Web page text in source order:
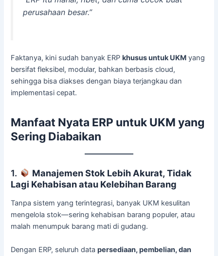
perusahaan besar.”
Faktanya, kini sudah banyak ERP khusus untuk UKM yang
bersifat fleksibel, modular, bahkan berbasis cloud,
sehingga bisa diakses dengan biaya terjangkau dan
implementasi cepat.
Manfaat Nyata ERP untuk UKM yang
Sering Diabaikan
1.
Manajemen Stok Lebih Akurat, Tidak
Lagi Kehabisan atau Kelebihan Barang
Tanpa sistem yang terintegrasi, banyak UKM kesulitan
mengelola stok—sering kehabisan barang populer, atau
malah menumpuk barang mati di gudang.
Dengan ERP, seluruh datapersediaan, pembelian, dan